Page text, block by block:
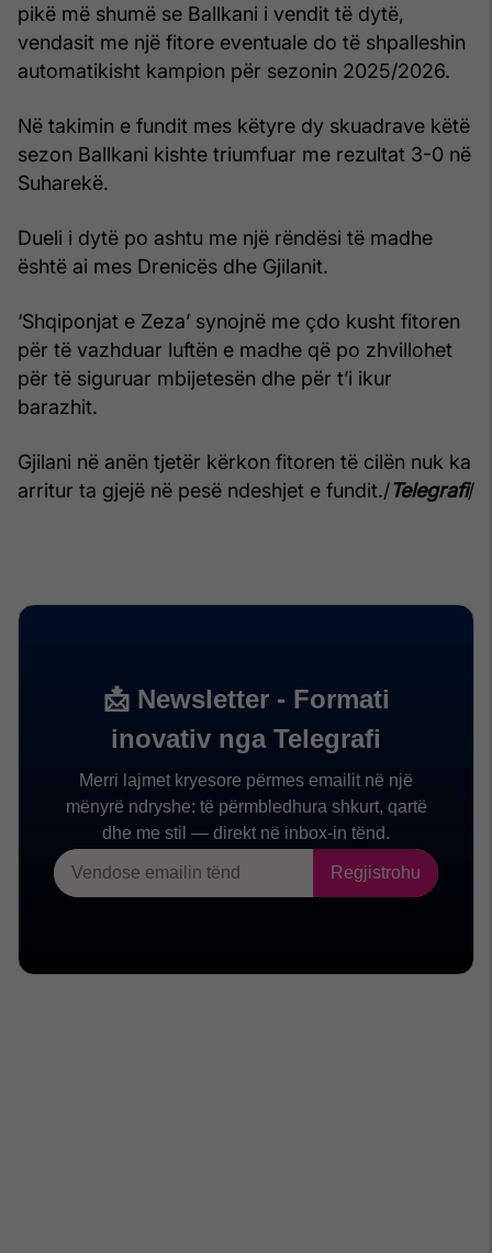
pikë më shumë se Ballkani i vendit të dytë,
vendasit me një fitore eventuale do të shpalleshin
automatikisht kampion për sezonin 2025/2026.
Në takimin e fundit mes këtyre dy skuadrave këtë
sezon Ballkani kishte triumfuar me rezultat 3-0 në
Suharekë.
Dueli i dytë po ashtu me një rëndësi të madhe
është ai mes Drenicës dhe Gjilanit.
‘Shqiponjat e Zeza’ synojnë me çdo kusht fitoren
për të vazhduar luftën e madhe që po zhvillohet
për të siguruar mbijetesën dhe për t’i ikur
barazhit.
Gjilani në anën tjetër kërkon fitoren të cilën nuk ka
arritur ta gjejë në pesë ndeshjet e fundit./Telegrafi/